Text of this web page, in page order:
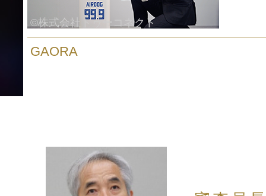
©株式会社トゥーコネクト
GAORA